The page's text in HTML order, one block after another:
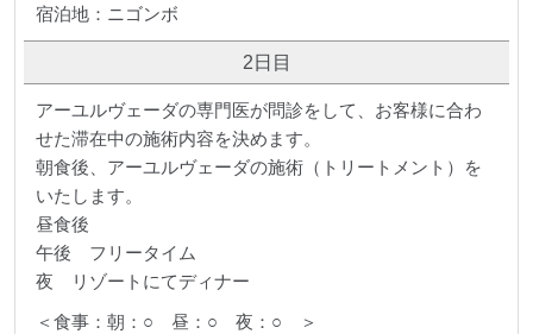
宿泊地：ニゴンボ
2日目
アーユルヴェーダの専門医が問診をして、お客様に合わ
せた滞在中の施術内容を決めます。
朝食後、アーユルヴェーダの施術（トリートメント）を
いたします。
昼食後
午後 フリータイム
夜 リゾートにてディナー
＜食事：朝：○ 昼：○ 夜：○ ＞